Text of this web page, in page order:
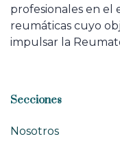
profesionales en el
reumáticas cuyo
impulsar la
Secciones
Nosotros